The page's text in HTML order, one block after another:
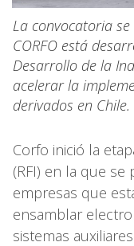
La convocatoria
CORFO está
Desarrollo de la
acelerar la
derivados en Chile.
Corfo inició la
(RFI) en la que
empresas que
ensamblar
sistemas